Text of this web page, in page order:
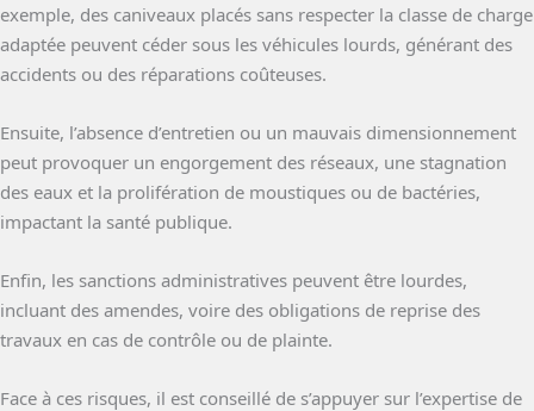
exemple, des caniveaux placés sans respecter la classe de charge
adaptée peuvent céder sous les véhicules lourds, générant des
accidents ou des réparations coûteuses.
Ensuite, l’absence d’entretien ou un mauvais dimensionnement
peut provoquer un engorgement des réseaux, une stagnation
des eaux et la prolifération de moustiques ou de bactéries,
impactant la santé publique.
Enfin, les sanctions administratives peuvent être lourdes,
incluant des amendes, voire des obligations de reprise des
travaux en cas de contrôle ou de plainte.
Face à ces risques, il est conseillé de s’appuyer sur l’expertise de